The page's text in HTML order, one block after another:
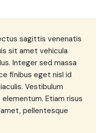
sagittis venenatis
sit amet vehicula
Integer sed massa
finibus eget nisl id
Vestibulum
Etiam risus
pellentesque